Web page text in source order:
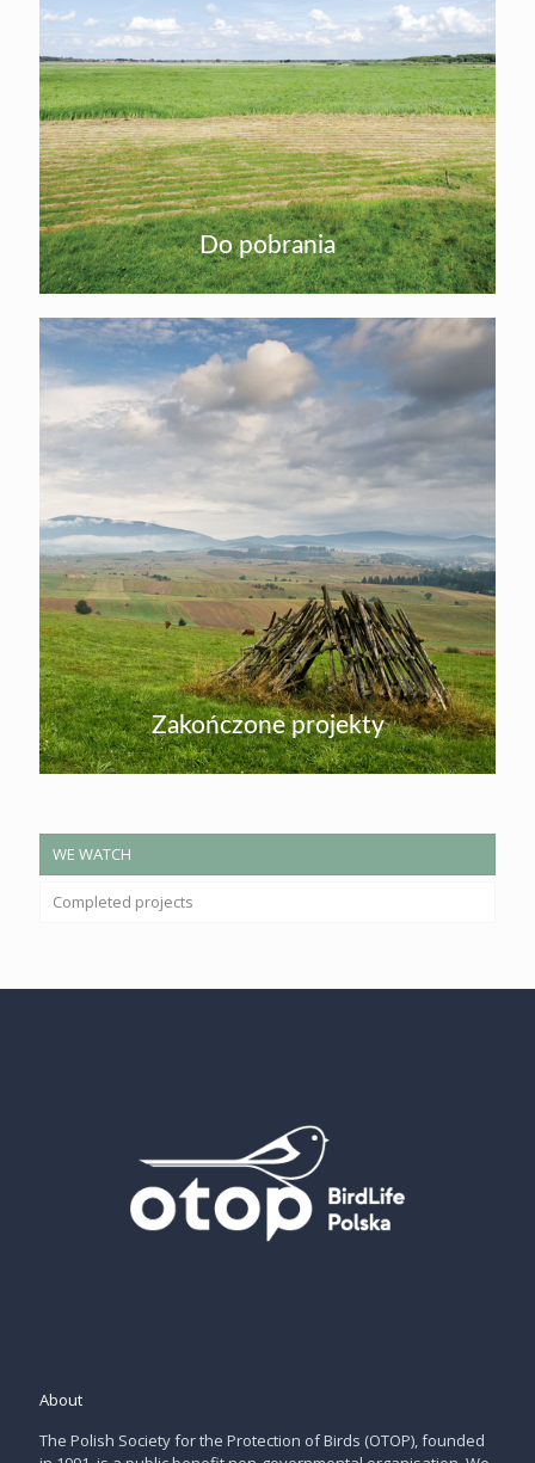
Do pobrania
Zakończone projekty
WE WATCH
Completed projects
About
The Polish Society for the Protection of Birds (OTOP), founded